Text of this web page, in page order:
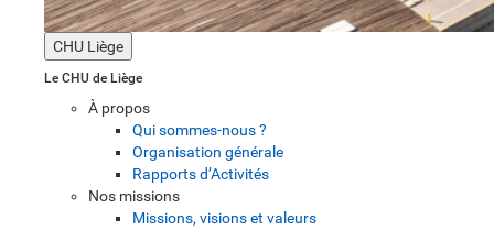
CHU Liège
Le CHU de Liège
À propos
Qui sommes-nous ?
Organisation générale
Rapports d’Activités
Nos missions
Missions, visions et valeurs